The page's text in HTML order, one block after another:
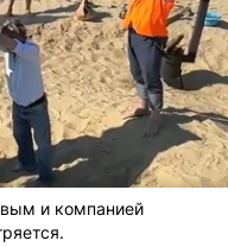
и компанией